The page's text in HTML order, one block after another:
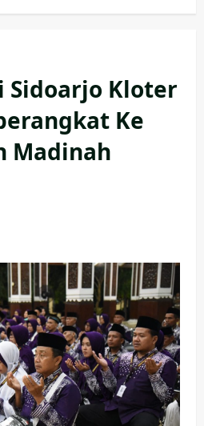
Sidoarjo Kloter
Ke
Madinah